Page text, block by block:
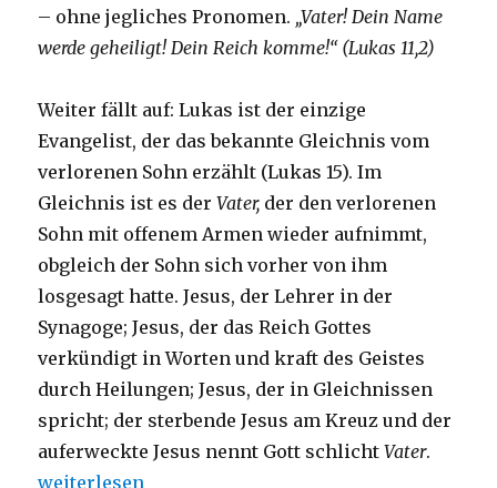
– ohne jegliches Pronomen. „Vater! Dein Name
werde geheiligt! Dein Reich komme!“ (Lukas 11,2)
Weiter fällt auf: Lukas ist der einzige
Evangelist, der das bekannte Gleichnis vom
verlorenen Sohn erzählt (Lukas 15). Im
Gleichnis ist es derVater, der den verlorenen
Sohn mit offenem Armen wieder aufnimmt,
obgleich der Sohn sich vorher von ihm
losgesagt hatte. Jesus, der Lehrer in der
Synagoge; Jesus, der das Reich Gottes
verkündigt in Worten und kraft des Geistes
durch Heilungen; Jesus, der in Gleichnissen
spricht; der sterbende Jesus am Kreuz und der
auferweckte Jesus nennt Gott schlichtVater.
„Die sieben Worte Jesu am Kreuz, Joachim
weiterlesen